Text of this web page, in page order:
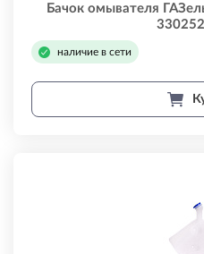
Бачок омывателя
наличие в сети